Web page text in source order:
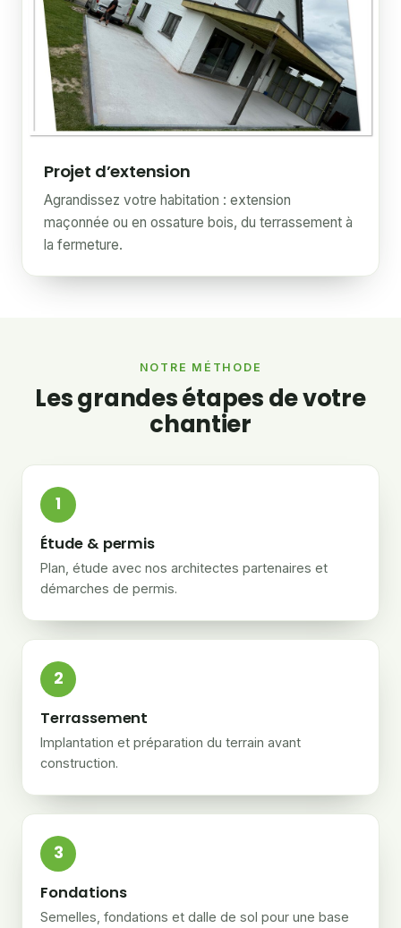
Projet d’extension
Agrandissez votre habitation : extension
maçonnée ou en ossature bois, du terrassement à
la fermeture.
NOTRE MÉTHODE
Les grandes étapes de votre
chantier
1
Étude & permis
Plan, étude avec nos architectes partenaires et
démarches de permis.
2
Terrassement
Implantation et préparation du terrain avant
construction.
3
Fondations
Semelles, fondations et dalle de sol pour une base